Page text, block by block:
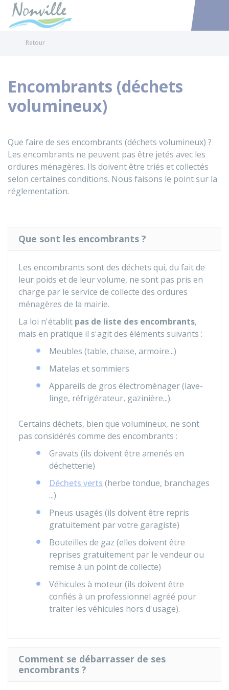
Accéder
Retour
Encombrants (déchets
volumineux)
Que faire de ses encombrants (déchets volumineux) ?
Les encombrants ne peuvent pas être jetés avec les
ordures ménagères. Ils doivent être triés et collectés
selon certaines conditions. Nous faisons le point sur la
réglementation.
Que sont les encombrants ?
Les encombrants sont des déchets qui, du fait de
leur poids et de leur volume, ne sont pas pris en
charge par le service de collecte des ordures
ménagères de la mairie.
La loi n'établit pas de liste des encombrants,
mais en pratique il s'agit des éléments suivants :
Meubles (table, chaise, armoire...)
Matelas et sommiers
Appareils de gros électroménager (lave-
linge, réfrigérateur, gazinière...).
Certains déchets, bien que volumineux, ne sont
pas considérés comme des encombrants :
Gravats (ils doivent être amenés en
déchetterie)
Déchets verts (herbe tondue, branchages
...)
Pneus usagés (ils doivent être repris
gratuitement par votre garagiste)
Bouteilles de gaz (elles doivent être
reprises gratuitement par le vendeur ou
remise à un point de collecte)
Véhicules à moteur (ils doivent être
confiés à un professionnel agréé pour
traiter les véhicules hors d'usage).
Comment se débarrasser de ses
encombrants ?